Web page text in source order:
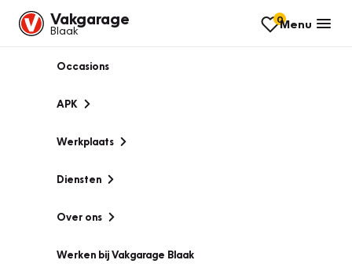
Vakgarage
Blaak
0Menu
Occasions
APK
Werkplaats
Diensten
Over ons
Werken bij Vakgarage Blaak